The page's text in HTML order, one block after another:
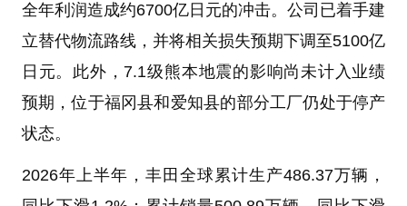
全年利润造成约6700亿日元的冲击。公司已着手建
立替代物流路线，并将相关损失预期下调至5100亿
日元。此外，7.1级熊本地震的影响尚未计入业绩
预期，位于福冈县和爱知县的部分工厂仍处于停产
状态。
2026年上半年，丰田全球累计生产486.37万辆，